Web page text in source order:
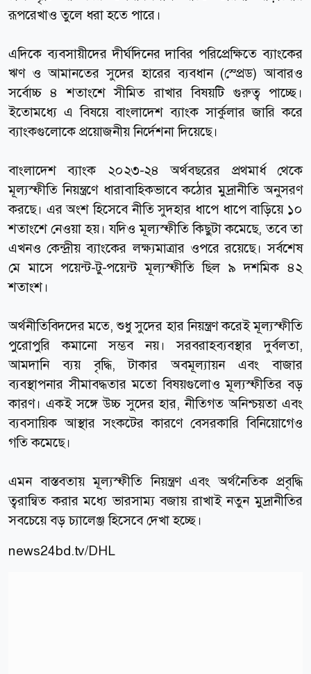
রূপরেখাও তুলে ধরা হতে পারে।
এদিকে ব্যবসায়ীদের দীর্ঘদিনের দাবির পরিপ্রেক্ষিতে ব্যাংকের
ঋণ ও আমানতের সুদের হারের ব্যবধান (স্প্রেড) আবারও
সর্বোচ্চ ৪ শতাংশে সীমিত রাখার বিষয়টি গুরুত্ব পাচ্ছে।
ইতোমধ্যে এ বিষয়ে বাংলাদেশ ব্যাংক সার্কুলার জারি করে
ব্যাংকগুলোকে প্রয়োজনীয় নির্দেশনা দিয়েছে।
বাংলাদেশ ব্যাংক ২০২৩-২৪ অর্থবছরের প্রথমার্ধ থেকে
মূল্যস্ফীতি নিয়ন্ত্রণে ধারাবাহিকভাবে কঠোর মুদ্রানীতি অনুসরণ
করছে। এর অংশ হিসেবে নীতি সুদহার ধাপে ধাপে বাড়িয়ে ১০
শতাংশে নেওয়া হয়। যদিও মূল্যস্ফীতি কিছুটা কমেছে, তবে তা
এখনও কেন্দ্রীয় ব্যাংকের লক্ষ্যমাত্রার ওপরে রয়েছে। সর্বশেষ
মে মাসে পয়েন্ট-টু-পয়েন্ট মূল্যস্ফীতি ছিল ৯ দশমিক ৪২
শতাংশ।
অর্থনীতিবিদদের মতে, শুধু সুদের হার নিয়ন্ত্রণ করেই মূল্যস্ফীতি
পুরোপুরি কমানো সম্ভব নয়। সরবরাহব্যবস্থার দুর্বলতা,
আমদানি ব্যয় বৃদ্ধি, টাকার অবমূল্যায়ন এবং বাজার
ব্যবস্থাপনার সীমাবদ্ধতার মতো বিষয়গুলোও মূল্যস্ফীতির বড়
কারণ। একই সঙ্গে উচ্চ সুদের হার, নীতিগত অনিশ্চয়তা এবং
ব্যবসায়িক আস্থার সংকটের কারণে বেসরকারি বিনিয়োগেও
গতি কমেছে।
এমন বাস্তবতায় মূল্যস্ফীতি নিয়ন্ত্রণ এবং অর্থনৈতিক প্রবৃদ্ধি
ত্বরান্বিত করার মধ্যে ভারসাম্য বজায় রাখাই নতুন মুদ্রানীতির
সবচেয়ে বড় চ্যালেঞ্জ হিসেবে দেখা হচ্ছে।
news24bd.tv/DHL